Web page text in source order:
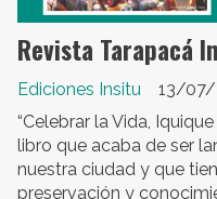
Revista Tarapacá
Ediciones Insitu
13/07/
“Celebrar la Vida,
libro que acaba de ser
nuestra ciudad y que
preservación y